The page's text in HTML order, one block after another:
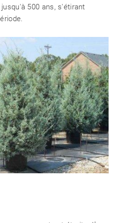
500 ans, s'étirant
ET JARDIN